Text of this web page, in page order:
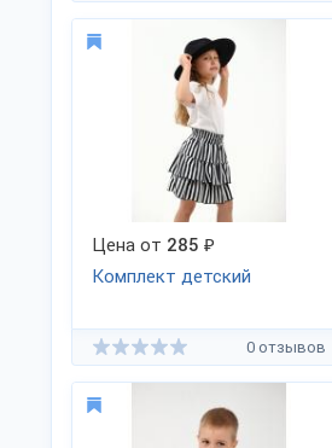
Цена от 285 ₽
Комплект детский
0 отзывов